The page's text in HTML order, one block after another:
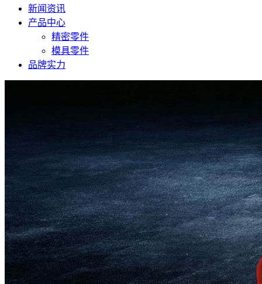
新闻资讯
产品中心
精密零件
模具零件
品牌实力